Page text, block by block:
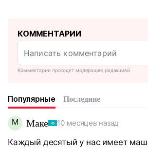
КОММЕНТАРИИ
Комментарии проходят модерацию редакцией
Популярные Последние
М Маке 10 месяцев назад
Каждый десятый у нас имеет